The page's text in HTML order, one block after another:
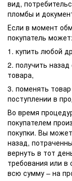
вид,
пломбы и
Если в момент
покупатель может:
1. купить любой
2. получить
товара,
3. поменять
поступлении в
Во время
покупателем
покупки. Вы
назад,
вернуть в тот
требования или в
всю сумму – на